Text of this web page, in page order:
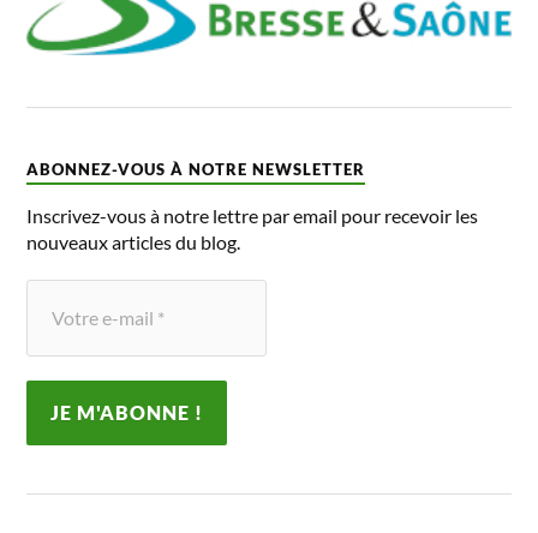
ABONNEZ-VOUS À NOTRE NEWSLETTER
Inscrivez-vous à notre lettre par email pour recevoir les
nouveaux articles du blog.